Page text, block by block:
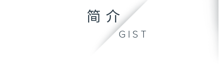
简介
GIST